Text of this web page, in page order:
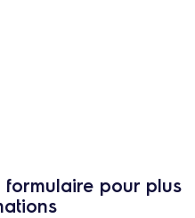
pour plus